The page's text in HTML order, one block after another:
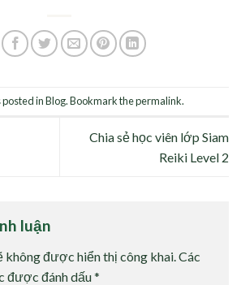
inBlog. Bookmark thepermalink.
Chia sẻ học viên lớp Siam
Reiki Level 2
luận
không được hiển thị công khai. Các
được đánh dấu*